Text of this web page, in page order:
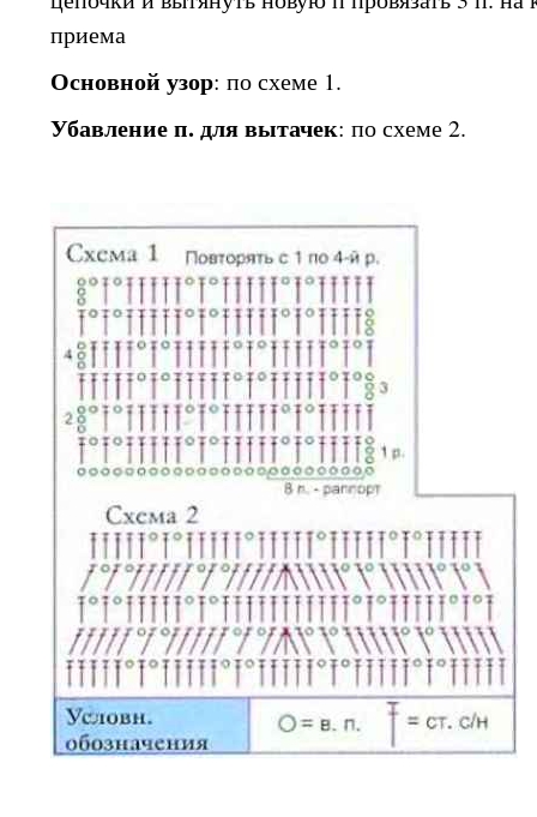
приема
Основной узор: по схеме 1.
Убавление п. для вытачек: по схеме 2.